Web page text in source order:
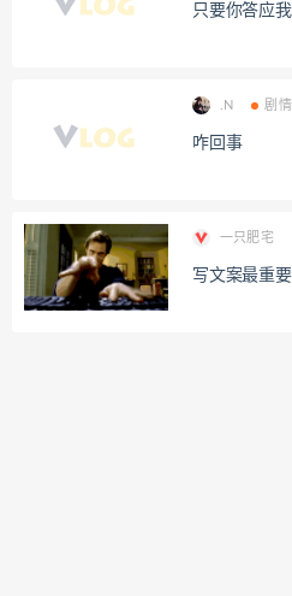
只要你答应
.N 剧情
咋回事
一只肥宅
写文案最重要